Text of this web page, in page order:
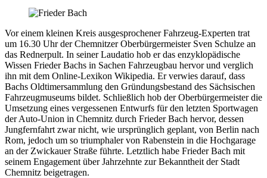
Vor einem kleinen Kreis ausgesprochener Fahrzeug-Experten trat
um 16.30 Uhr der Chemnitzer Oberbürgermeister Sven Schulze an
das Rednerpult. In seiner Laudatio hob er das enzyklopädische
Wissen Frieder Bachs in Sachen Fahrzeugbau hervor und verglich
ihn mit dem Online-Lexikon Wikipedia. Er verwies darauf, dass
Bachs Oldtimersammlung den Gründungsbestand des Sächsischen
Fahrzeugmuseums bildet. Schließlich hob der Oberbürgermeister die
Umsetzung eines vergessenen Entwurfs für den letzten Sportwagen
der Auto-Union in Chemnitz durch Frieder Bach hervor, dessen
Jungfernfahrt zwar nicht, wie ursprünglich geplant, von Berlin nach
Rom, jedoch um so triumphaler von Rabenstein in die Hochgarage
an der Zwickauer Straße führte. Letztlich habe Frieder Bach mit
seinem Engagement über Jahrzehnte zur Bekanntheit der Stadt
Chemnitz beigetragen.